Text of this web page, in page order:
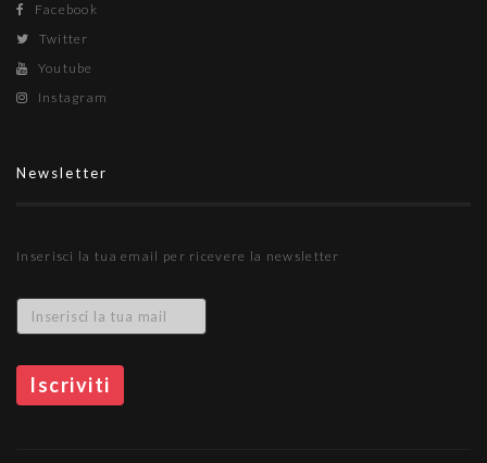
Facebook
Twitter
Youtube
Instagram
Newsletter
Inserisci la tua email per ricevere la newsletter